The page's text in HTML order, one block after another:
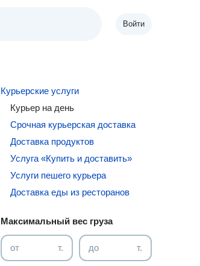
Войти
Курьерские услуги
Курьер на день
Срочная курьерская доставка
Доставка продуктов
Услуга «Купить и доставить»
Услуги пешего курьера
Доставка еды из ресторанов
Максимальный вес груза
от т. до т.